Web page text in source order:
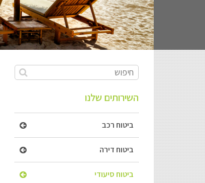
השירותים שלנו
ביטוח רכב
ביטוח דירה
ביטוח סיעודי